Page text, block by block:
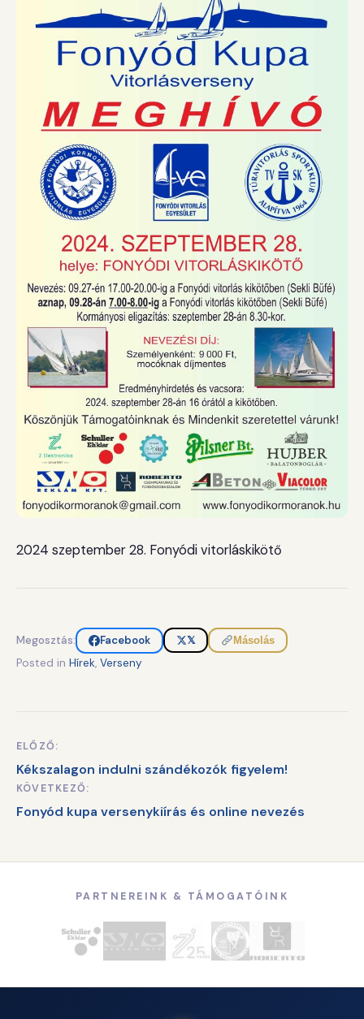
2024 szeptember 28. Fonyódi vitorláskikötő
Megosztás: Facebook 𝕏 Másolás
Posted in Hírek, Verseny
Bejegyzés
navigáció
ELŐZŐ:
Kékszalagon indulni szándékozók figyelem!
KÖVETKEZŐ:
Fonyód kupa versenykiírás és online nevezés
PARTNEREINK & TÁMOGATÓINK